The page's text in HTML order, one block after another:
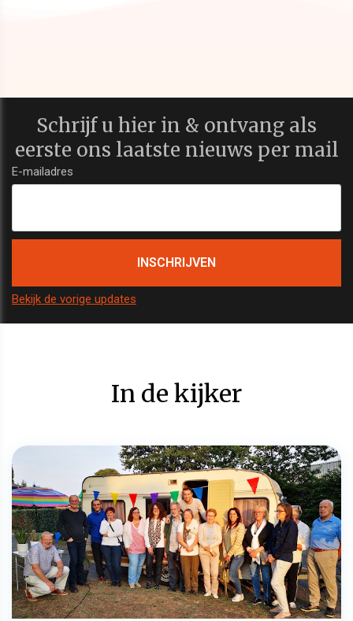
Schrijf u hier in & ontvang als
eerste ons laatste nieuws per mail
E-mailadres
Bekijk de vorige updates
In de kijker